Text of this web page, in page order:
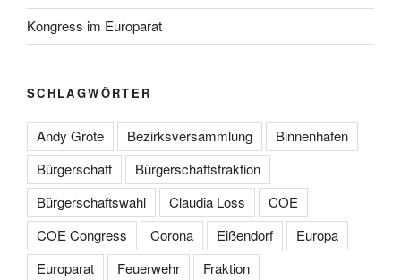
Kongress im Europarat
SCHLAGWÖRTER
Andy Grote Bezirksversammlung
Binnenhafen
Bürgerschaft
Bürgerschaftsfraktion
Bürgerschaftswahl
Claudia Loss
COE
COE Congress
Corona Eißendorf
Europa
Europarat
Feuerwehr
Fraktion